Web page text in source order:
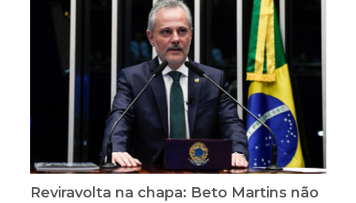
Reviravolta na chapa: Beto Martins não